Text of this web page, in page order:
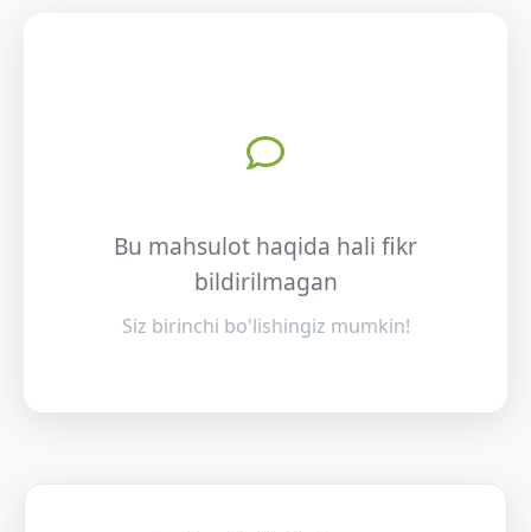
Bu mahsulot haqida hali fikr
bildirilmagan
Siz birinchi bo'lishingiz mumkin!